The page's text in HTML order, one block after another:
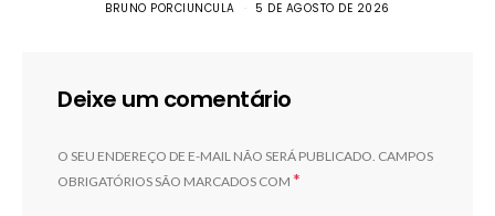
BRUNO PORCIUNCULA 5 DE AGOSTO DE 2026
Deixe um comentário
O SEU ENDEREÇO DE E-MAIL NÃO SERÁ PUBLICADO. CAMPOS
OBRIGATÓRIOS SÃO MARCADOS COM *